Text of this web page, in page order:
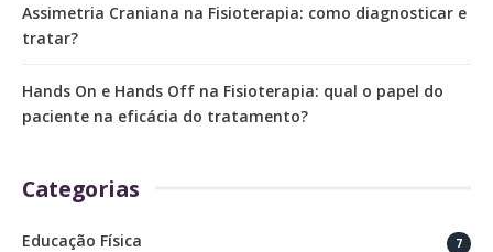
Assimetria Craniana na Fisioterapia: como diagnosticar e
tratar?
Hands On e Hands Off na Fisioterapia: qual o papel do
paciente na eficácia do tratamento?
Categorias
Educação Física 7